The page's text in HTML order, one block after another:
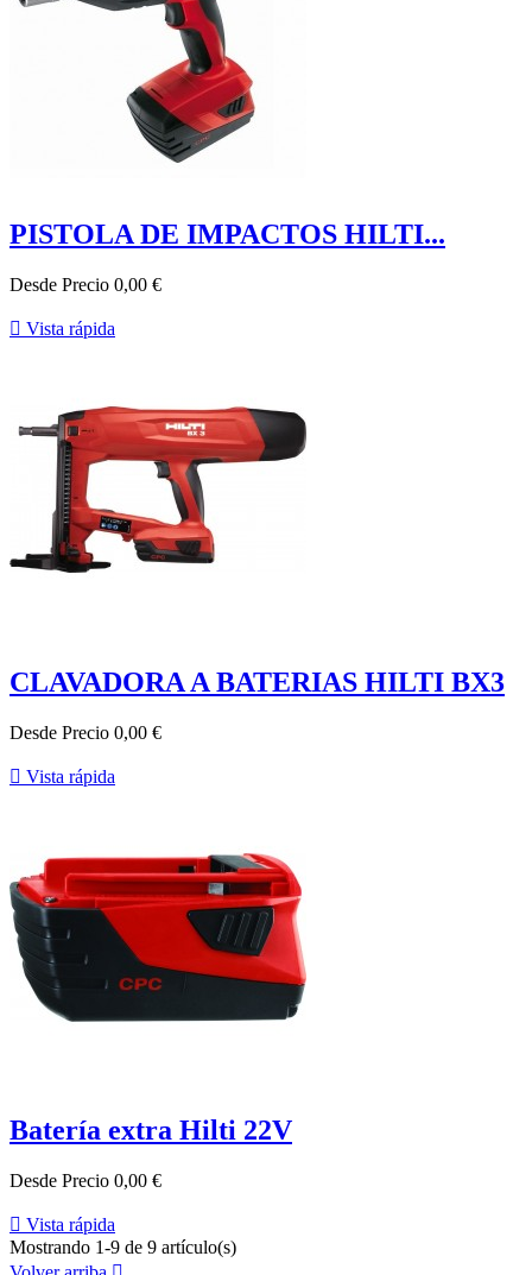
PISTOLA DE IMPACTOS HILTI...
Desde Precio 0,00 €
 Vista rápida
CLAVADORA A BATERIAS HILTI BX3
Desde Precio 0,00 €
 Vista rápida
Batería extra Hilti 22V
Desde Precio 0,00 €
 Vista rápida
Mostrando 1-9 de 9 artículo(s)